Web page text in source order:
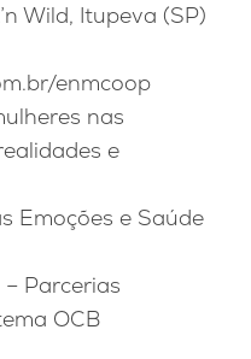
Wild, Itupeva (SP)
enmcoop
nas
e
Emoções e Saúde
Parcerias
OCB